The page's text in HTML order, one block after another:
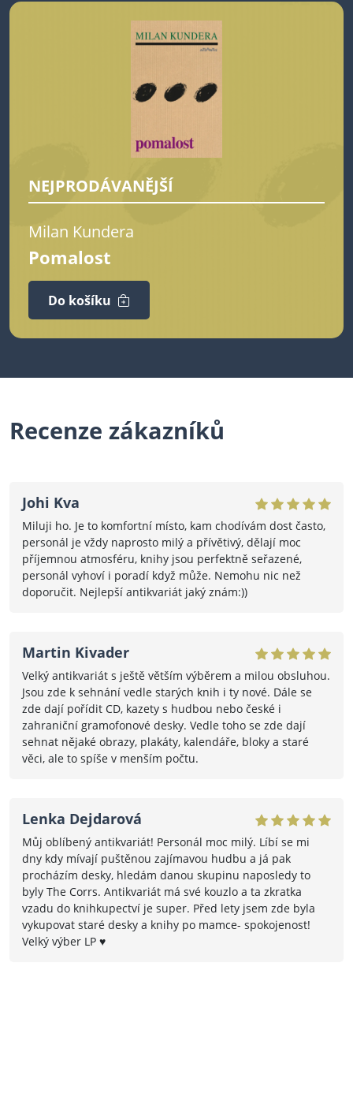
NEJPRODÁVANĚJŠÍ
Milan Kundera
Pomalost
Do košíku
Recenze zákazníků
Johi Kva
Miluji ho. Je to komfortní místo, kam chodívám dost často,
personál je vždy naprosto milý a přívětivý, dělají moc
příjemnou atmosféru, knihy jsou perfektně seřazené,
personál vyhoví i poradí když může. Nemohu nic než
doporučit. Nejlepší antikvariát jaký znám:))
Martin Kivader
Velký antikvariát s ještě větším výběrem a milou obsluhou.
Jsou zde k sehnání vedle starých knih i ty nové. Dále se
zde dají pořídit CD, kazety s hudbou nebo české i
zahraniční gramofonové desky. Vedle toho se zde dají
sehnat nějaké obrazy, plakáty, kalendáře, bloky a staré
věci, ale to spíše v menším počtu.
Lenka Dejdarová
Můj oblíbený antikvariát! Personál moc milý. Líbí se mi
dny kdy mívají puštěnou zajímavou hudbu a já pak
procházím desky, hledám danou skupinu naposledy to
byly The Corrs. Antikvariát má své kouzlo a ta zkratka
vzadu do knihkupectví je super. Před lety jsem zde byla
vykupovat staré desky a knihy po mamce- spokojenost!
Velký výber LP ♥️